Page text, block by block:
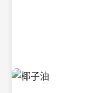
清凉解渴的椰子水